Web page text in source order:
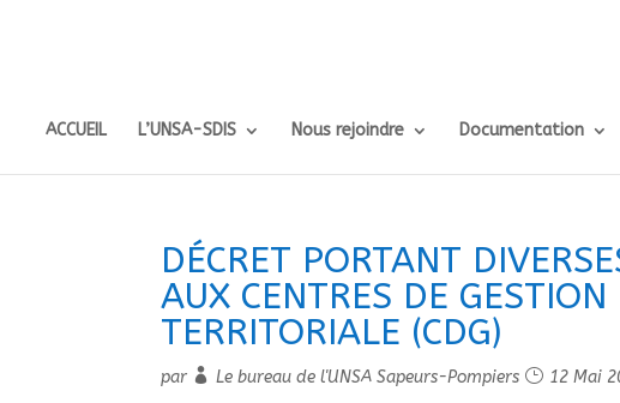
ACCUEIL L’UNSA-SDIS Nous rejoindre Documentation
DÉCRET PORTANT
AUX CENTRES DE
TERRITORIALE (CDG)
par Le bureau de l'UNSA Sapeurs-Pompiers 12 Mai